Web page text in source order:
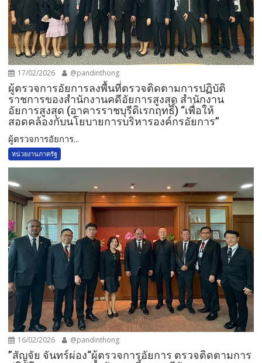
17/02/2026 @pandinthong
ผู้ตรวจการอัยการลงพื้นที่ตรวจติดตามการปฏิบัติ
ราชการของสำนักงานคดีอัยการสูงสุด สำนักงาน
อัยการสูงสุด (อาคารราชบุรีดิเรกฤทธิ์) “เพื่อให้
สอดคล้องกับนโยบายการบริหารองค์กรอัยการ”
ผู้ตรวจการอัยการ...
หน่วยงานภาครัฐ
16/02/2026 @pandinthong
”สัญจัย จันทร์ผ่อง“ผู้ตรวจการอัยการ ตรวจติดตามการ